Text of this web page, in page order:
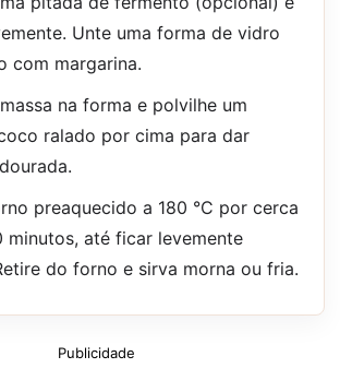
Unte uma forma de vidro
com margarina.
na forma e polvilhe um
ralado por cima para dar
preaquecido a 180 °C por cerca
minutos, até ficar levemente
do forno e sirva morna ou fria.
Publicidade